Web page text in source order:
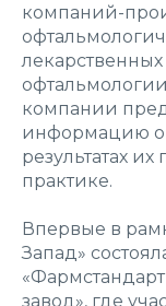
компаний-
компании
информацию о
результатах
практике.
Впервые в
Запад»
завод», где